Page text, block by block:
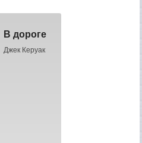
В дороге
Джек Керуак